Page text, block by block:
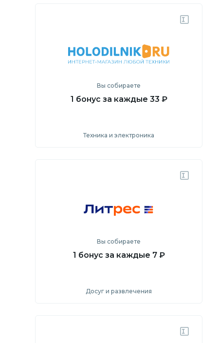
Перейти на сайт
Вы собираете
1 бонус за каждые 33 ₽
Техника и электроника
Вы собираете
1 бонус за каждые 7 ₽
Досуг и развлечения